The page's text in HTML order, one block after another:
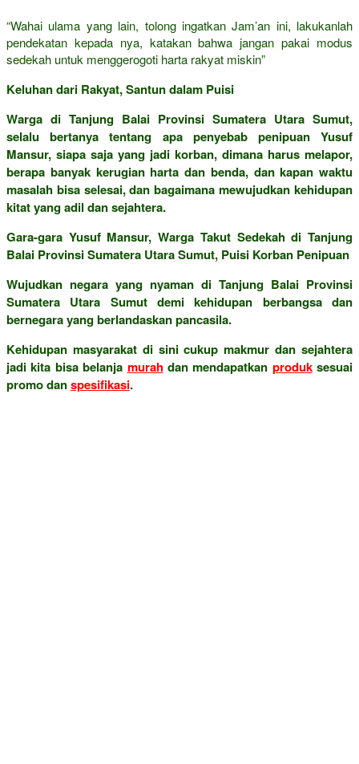
“Wahai ulama yang lain, tolong ingatkan Jam’an ini, lakukanlah
pendekatan kepada nya, katakan bahwa jangan pakai modus
sedekah untuk menggerogoti harta rakyat miskin”
Keluhan dari Rakyat, Santun dalam Puisi
Warga di Tanjung Balai Provinsi Sumatera Utara Sumut,
selalu bertanya tentang apa penyebab penipuan Yusuf
Mansur, siapa saja yang jadi korban, dimana harus melapor,
berapa banyak kerugian harta dan benda, dan kapan waktu
masalah bisa selesai, dan bagaimana mewujudkan kehidupan
kitat yang adil dan sejahtera.
Gara-gara Yusuf Mansur, Warga Takut Sedekah di Tanjung
Balai Provinsi Sumatera Utara Sumut, Puisi Korban Penipuan
Wujudkan negara yang nyaman di Tanjung Balai Provinsi
Sumatera Utara Sumut demi kehidupan berbangsa dan
bernegara yang berlandaskan pancasila.
Kehidupan masyarakat di sini cukup makmur dan sejahtera
jadi kita bisa belanja murahdan mendapatkan produksesuai
promo danspesifikasi.